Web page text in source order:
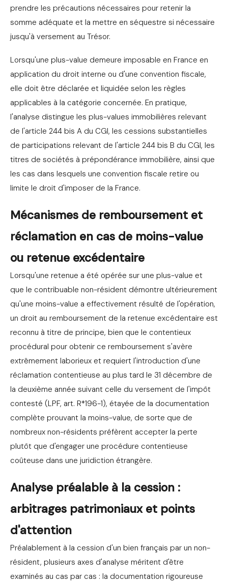
prendre les précautions nécessaires pour retenir la
somme adéquate et la mettre en séquestre si nécessaire
jusqu'à versement au Trésor.
Lorsqu'une plus-value demeure imposable en France en
application du droit interne ou d'une convention fiscale,
elle doit être déclarée et liquidée selon les règles
applicables à la catégorie concernée. En pratique,
l'analyse distingue les plus-values immobilières relevant
de l'article 244 bis A du CGI, les cessions substantielles
de participations relevant de l'article 244 bis B du CGI, les
titres de sociétés à prépondérance immobilière, ainsi que
les cas dans lesquels une convention fiscale retire ou
limite le droit d'imposer de la France.
Mécanismes de remboursement et
réclamation en cas de moins-value
ou retenue excédentaire
Lorsqu'une retenue a été opérée sur une plus-value et
que le contribuable non-résident démontre ultérieurement
qu'une moins-value a effectivement résulté de l'opération,
un droit au remboursement de la retenue excédentaire est
reconnu à titre de principe, bien que le contentieux
procédural pour obtenir ce remboursement s'avère
extrêmement laborieux et requiert l'introduction d'une
réclamation contentieuse au plus tard le 31 décembre de
la deuxième année suivant celle du versement de l'impôt
contesté (LPF, art. R*196-1), étayée de la documentation
complète prouvant la moins-value, de sorte que de
nombreux non-résidents préfèrent accepter la perte
plutôt que d'engager une procédure contentieuse
coûteuse dans une juridiction étrangère.
Analyse préalable à la cession :
arbitrages patrimoniaux et points
d'attention
Préalablement à la cession d'un bien français par un non-
résident, plusieurs axes d'analyse méritent d'être
examinés au cas par cas : la documentation rigoureuse